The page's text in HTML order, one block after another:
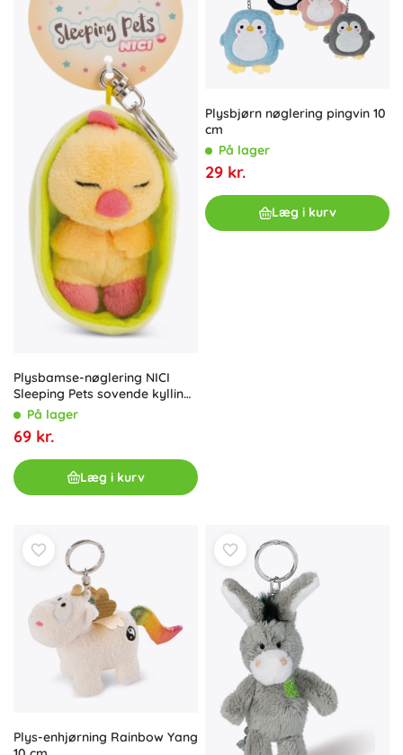
Plysbamse-nøglering NICI
Sleeping Pets sovende kylling i
grønt etui 12 cm
På lager
69 kr.
Læg i kurv
Plysbjørn nøglering pingvin 10
cm
På lager
29 kr.
Læg i kurv
Plys-enhjørning Rainbow Yang